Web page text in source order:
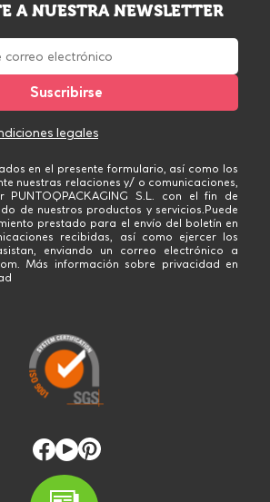
A NUESTRA NEWSLETTER
legales
en el presente formulario, así como los
nuestras relaciones y/ o comunicaciones,
S.L. con el fin de
de nuestros productos y servicios.Puede
prestado para el envío del boletín en
recibidas, así como ejercer los
enviando un correo electrónico a
Más información sobre privacidad en